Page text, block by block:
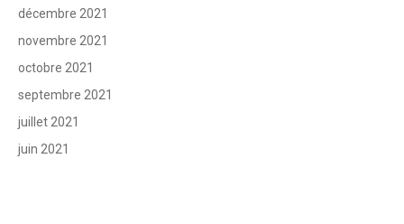
décembre 2021
novembre 2021
octobre 2021
septembre 2021
juillet 2021
juin 2021